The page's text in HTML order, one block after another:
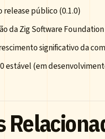
release público (0.1.0)
da Zig Software Foundation
significativo da
estável (em